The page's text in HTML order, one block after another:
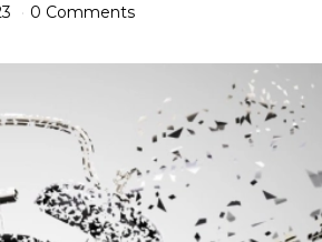
0 Comments